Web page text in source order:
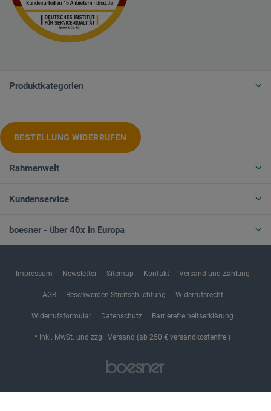
Produktkategorien
BESTELLUNG WIDERRUFEN
Rahmenwelt
Kundenservice
boesner - über 40x in Europa
Impressum Newsletter Sitemap Kontakt Versand und Zahlung
AGB Beschwerden-Streitschlichtung Widerrufsrecht
Widerrufsformular Datenschutz Barrierefreiheitserklärung
* Inkl. MwSt. und zzgl. Versand (ab 250 € versandkostenfrei)